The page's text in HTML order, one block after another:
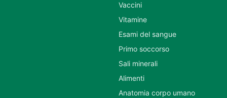
Vaccini
Vitamine
Esami del sangue
Primo soccorso
Sali minerali
Alimenti
Anatomia corpo umano